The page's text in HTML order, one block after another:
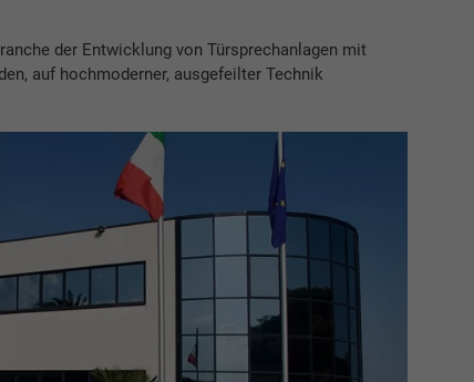
der Entwicklung von Türsprechanlagen mit
auf hochmoderner, ausgefeilter Technik